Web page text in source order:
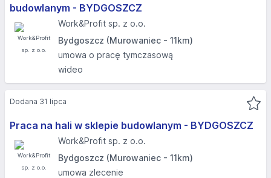
budowlanym - BYDGOSZCZ
Work&Profit sp. z o.o.
Bydgoszcz (Murowaniec - 11km)
umowa o pracę tymczasową
wideo
Praca na hali w sklepie budowlanym - BYDGOSZCZ
Work&Profit sp. z o.o.
Bydgoszcz (Murowaniec - 11km)
umowa zlecenie
Dodana 31 lipca